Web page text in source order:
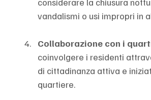
vandalismi o usi impropri in
Collaborazione con i
coinvolgere i residenti
di cittadinanza attiva e
quartiere.